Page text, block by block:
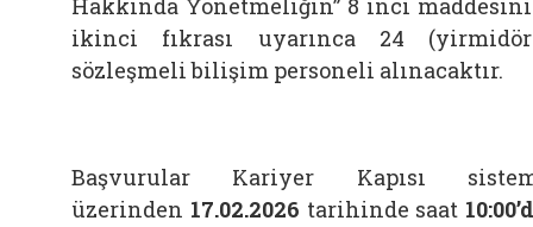
Hakkında Yönetmeliğin” 8 inci
ikinci fıkrası uyarınca 24
sözleşmeli bilişim personeli alınacaktır.
Başvurular Kariyer Kapısı
üzerinden 17.02.2026 tarihinde saat